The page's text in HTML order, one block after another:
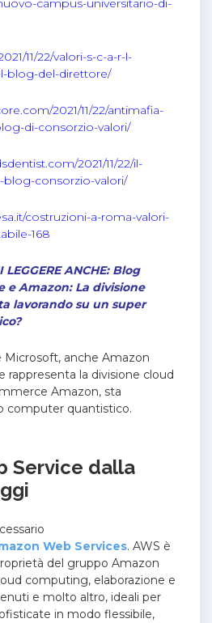
campus-universitario-di-
11/22/valori-s-c-a-r-l-
blog-del-direttore/
2021/11/22/antimafia-
di-consorzio-valori/
2021/11/22/il-
consorzio-valori/
costruzioni-a-roma-valori-
168
ANCHE: Blog
e Amazon: La divisione
lavorando su un super
Microsoft, anche Amazon
rappresenta la divisione cloud
Amazon, sta
computer quantistico.
Service dalla
Web Services. AWS è
del gruppo Amazon
computing, elaborazione e
e molto altro, ideali per
in modo flessibile,